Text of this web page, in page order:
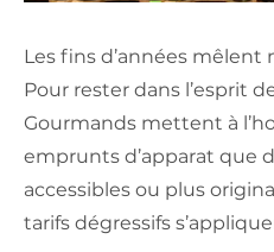
Les fins d’années mêlent
Pour rester dans l’esprit
Gourmands mettent à
emprunts d’apparat que
accessibles ou plus
tarifs dégressifs